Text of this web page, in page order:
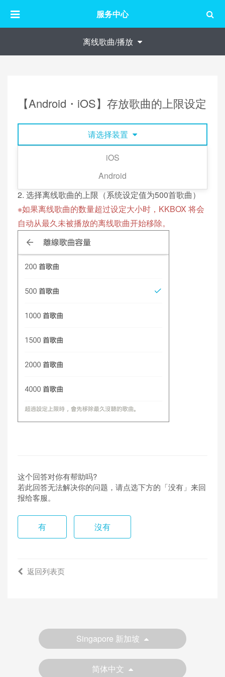
服务中心
离线歌曲/播放
【Android・iOS】存放歌曲的上限设定
请选择装置
iOS
Android
图示 →「储存管理」→「离线歌曲容量」。
2. 选择离线歌曲的上限（系统设定值为500首歌曲）
※如果离线歌曲的数量超过设定大小时，KKBOX 将会
自动从最久未被播放的离线歌曲开始移除。
这个回答对你有帮助吗?
若此回答无法解决你的问题，请点选下方的「没有」来回
报给客服。
有 沒有
返回列表页
Singapore 新加坡
简体中文